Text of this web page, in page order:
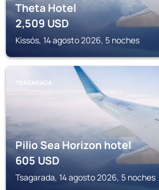
Theta Hotel
2,509USD
Kissós, 14 agosto 2026, 5 noches
TSAGARADA
Pilio Sea Horizon hotel
605USD
Tsagarada, 14 agosto 2026, 5 noches